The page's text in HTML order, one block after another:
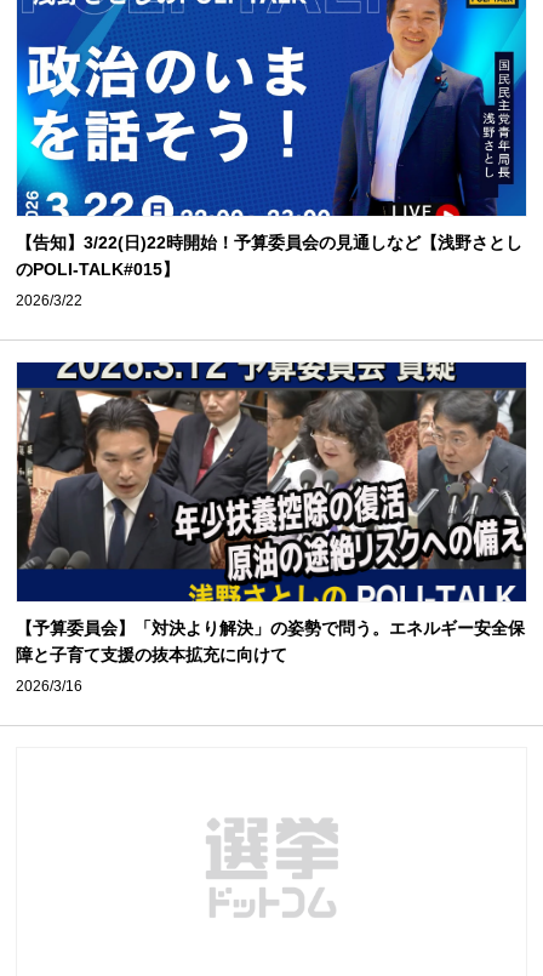
【告知】3/22(日)22時開始！予算委員会の見通しなど【浅野さとし
のPOLI-TALK#015】
2026/3/22
【予算委員会】「対決より解決」の姿勢で問う。エネルギー安全保
障と子育て支援の抜本拡充に向けて
2026/3/16